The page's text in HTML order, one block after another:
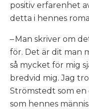
positiv erfarenhet
detta i hennes
– Man skriver om
för. Det är dit man
så mycket för mig
bredvid mig. Jag
Strömstedt som en
som hennes